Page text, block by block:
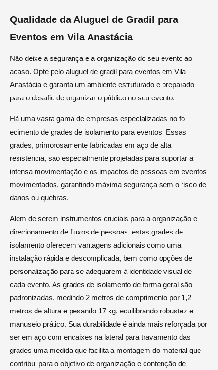
Qualidade da Aluguel de Gradil para
Eventos em Vila Anastácia
Não deixe a segurança e a organização do seu evento ao
acaso. Opte pelo aluguel de gradil para eventos em Vila
Anastácia e garanta um ambiente estruturado e preparado
para o desafio de organizar o público no seu evento.
Há uma vasta gama de empresas especializadas no fo
ecimento de grades de isolamento para eventos. Essas
grades, primorosamente fabricadas em aço de alta
resistência, são especialmente projetadas para suportar a
intensa movimentação e os impactos de pessoas em eventos
movimentados, garantindo máxima segurança sem o risco de
danos ou quebras.
Além de serem instrumentos cruciais para a organização e
direcionamento de fluxos de pessoas, estas grades de
isolamento oferecem vantagens adicionais como uma
instalação rápida e descomplicada, bem como opções de
personalização para se adequarem à identidade visual de
cada evento. As grades de isolamento de forma geral são
padronizadas, medindo 2 metros de comprimento por 1,2
metros de altura e pesando 17 kg, equilibrando robustez e
manuseio prático. Sua durabilidade é ainda mais reforçada por
ser em aço com encaixes na lateral para travamento das
grades uma medida que facilita a montagem do material que
contribui para o objetivo de organização e contenção de